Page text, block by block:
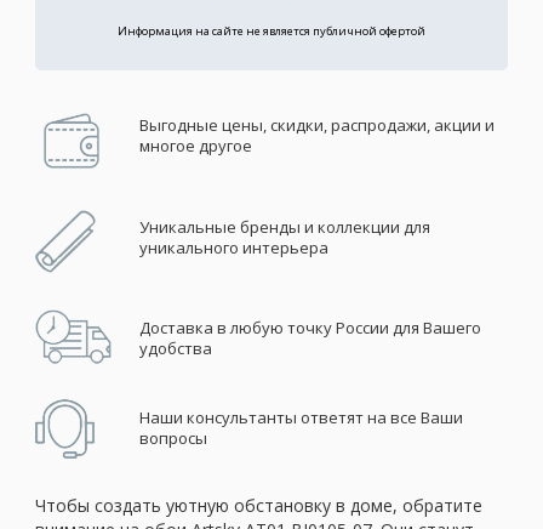
Информация на сайте не является публичной офертой
Выгодные цены, скидки, распродажи, акции и
многое другое
Уникальные бренды и коллекции для
уникального интерьера
Доставка в любую точку России для Вашего
удобства
Наши консультанты ответят на все Ваши
вопросы
Чтобы создать уютную обстановку в доме, обратите